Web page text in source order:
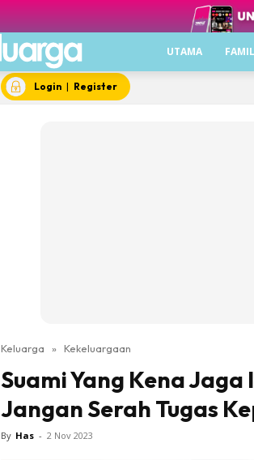
UTAMA
Login | Register
Keluarga » Kekeluargaan
Suami Yang Kena
Jangan Serah Tugas
By Has - 2 Nov 2023